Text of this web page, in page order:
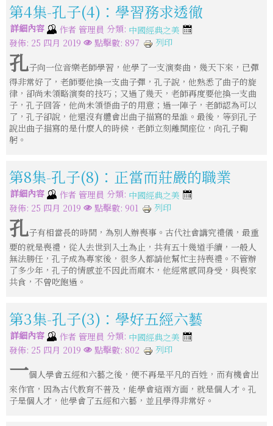
第4集-孔子(4)：學習務求透徹
詳細內容 作者 管理員 分類: 中國經典之美
發佈: 25 四月 2019
點擊數: 897 列印
孔子向一位音樂老師學習，他學了一支演奏曲，幾天下來，已彈
得非常好了，老師要他換一支曲子彈，孔子說，他熟悉了曲子的旋
律，卻尚未領略演奏的技巧；又過了幾天，老師再度要他換一支曲
子，孔子回答，他尚未領悟曲子的用意；過一陣子，老師認為可以
了，孔子卻說，他還沒有體會出曲子描寫的是誰。最後，等到孔子
說出曲子描寫的是什麼人的時候，老師立刻離開座位，向孔子鞠
躬。
第8集-孔子(8)：正當而莊嚴的職業
詳細內容 作者 管理員 分類: 中國經典之美
發佈: 25 四月 2019
點擊數: 901 列印
孔子有相當長的時間，為別人辦喪事。古代社會講究禮儀，最重
要的就是喪禮，從人去世到入土為止，共有五十幾道手續，一般人
無法勝任，孔子成為專家後，很多人都請他幫忙主持喪禮。不管辦
了多少年，孔子的情感並不因此而麻木，他經常感同身受，與喪家
共食，不曾吃飽過。
第3集-孔子(3)：學好五經六藝
詳細內容 作者 管理員 分類: 中國經典之美
發佈: 25 四月 2019
點擊數: 802 列印
一個人學會五經和六藝之後，便不再是平凡的百姓，而有機會出
來作官，因為古代教育不普及，能學會這兩方面，就是個人才。孔
子是個人才，他學會了五經和六藝，並且學得非常好。